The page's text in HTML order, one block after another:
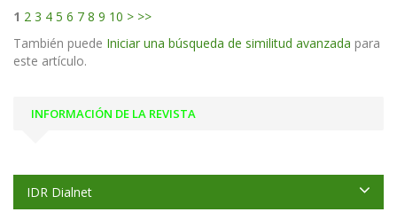
1 2 3 4 5 6 7 8 9 10 > >>
También puede Iniciar una búsqueda de similitud avanzada para
este artículo.
INFORMACIÓN DE LA REVISTA
IDR Dialnet